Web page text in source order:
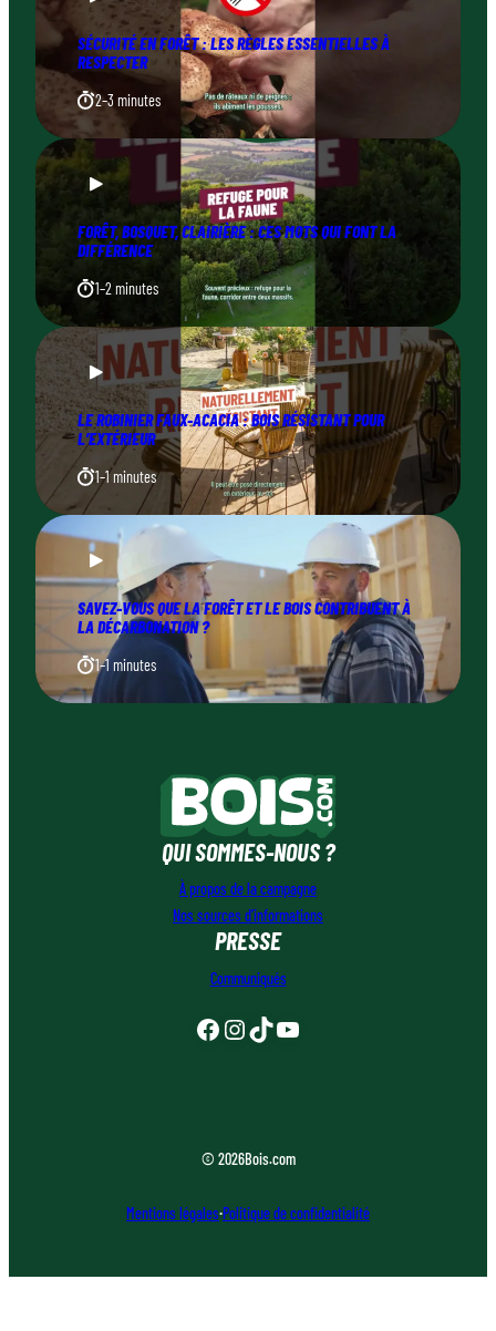
SÉCURITÉ EN FORÊT : LES RÈGLES ESSENTIELLES À
RESPECTER
2–3 minutes
FORÊT, BOSQUET, CLAIRIÈRE : CES MOTS QUI FONT LA
DIFFÉRENCE
1–2 minutes
LE ROBINIER FAUX-ACACIA : BOIS RÉSISTANT POUR
L’EXTÉRIEUR
1–1 minutes
SAVEZ-VOUS QUE LA FORÊT ET LE BOIS CONTRIBUENT À
LA DÉCARBONATION ?
1–1 minutes
QUI SOMMES-NOUS ?
À propos de la campagne
Nos sources d’informations
PRESSE
Communiqués
Facebook
Instagram
TikTokYouTube
© 2026Bois.com
Mentions légales·Politique de confidentialité